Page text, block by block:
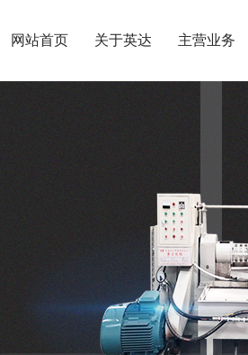
网站首页 关于英达 主营业务